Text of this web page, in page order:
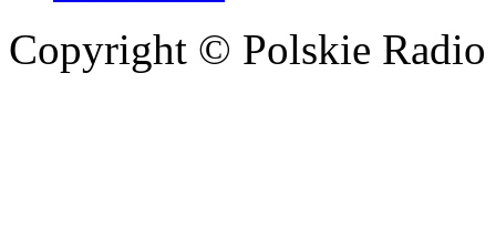
Copyright © Polskie